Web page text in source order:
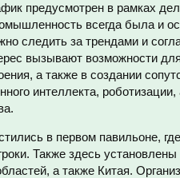
предусмотрен в рамках
всегда была и
следить за трендами и
вызывают возможности
а также в создании
интеллекта,
в первом павильоне,
Также здесь
а также Китая.